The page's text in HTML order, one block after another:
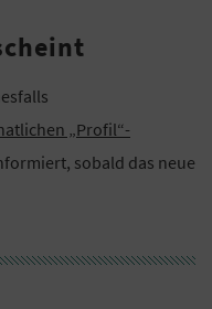
„Profil“-
sobald das neue